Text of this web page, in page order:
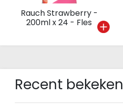
Rauch Strawberry -
200ml x 24 - Fles
Recent bekeken